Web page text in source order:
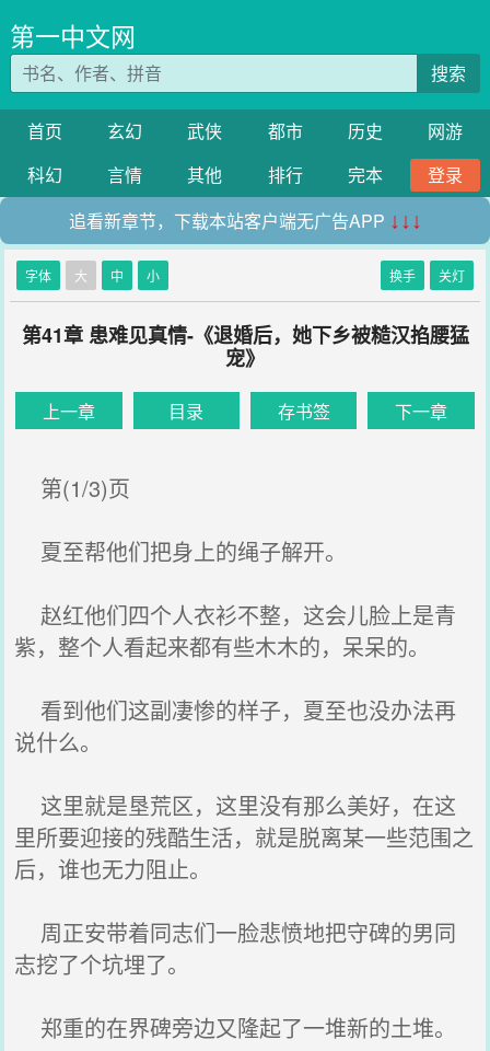
第一中文网
搜索
首页 玄幻 武侠 都市 历史
网游
科幻
言情 其他 排行 完本
登录
追看新章节，下载本站客户端无广告APP ↓↓↓
字体 大 中 小 换手 关灯
第41章 患难见真情-《退婚后，她下乡被糙汉掐腰猛
宠》
上一章 目录 存书签 下一章
第(1/3)页
夏至帮他们把身上的绳子解开。
赵红他们四个人衣衫不整，这会儿脸上是青
紫，整个人看起来都有些木木的，呆呆的。
看到他们这副凄惨的样子，夏至也没办法再
说什么。
这里就是垦荒区，这里没有那么美好，在这
里所要迎接的残酷生活，就是脱离某一些范围之
后，谁也无力阻止。
周正安带着同志们一脸悲愤地把守碑的男同
志挖了个坑埋了。
郑重的在界碑旁边又隆起了一堆新的土堆。